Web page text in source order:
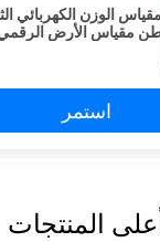
مقياس الأرض الرقمي
استمر
أعلى المنتجات